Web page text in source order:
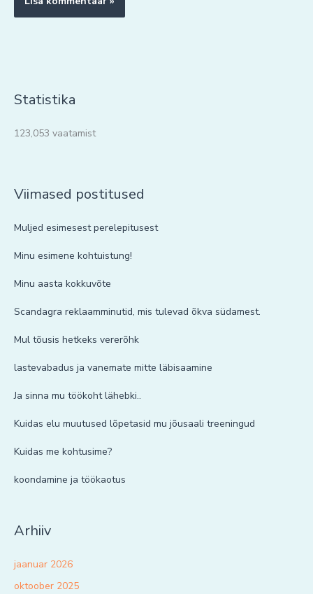
Statistika
123,053 vaatamist
Viimased postitused
Muljed esimesest perelepitusest
Minu esimene kohtuistung!
Minu aasta kokkuvõte
Scandagra reklaamminutid, mis tulevad õkva südamest.
Mul tõusis hetkeks vererõhk
lastevabadus ja vanemate mitte läbisaamine
Ja sinna mu töökoht lähebki..
Kuidas elu muutused lõpetasid mu jõusaali treeningud
Kuidas me kohtusime?
koondamine ja töökaotus
Arhiiv
jaanuar 2026
oktoober 2025